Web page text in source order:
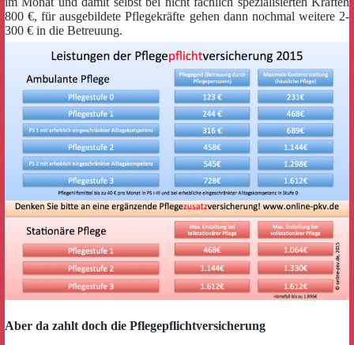
800 €, für ausgebildete Pflegekräfte gehen dann nochmal weitere 2-
300 € in die Betreuung.
Aber da zahlt doch die Pflegepflichtversicherung